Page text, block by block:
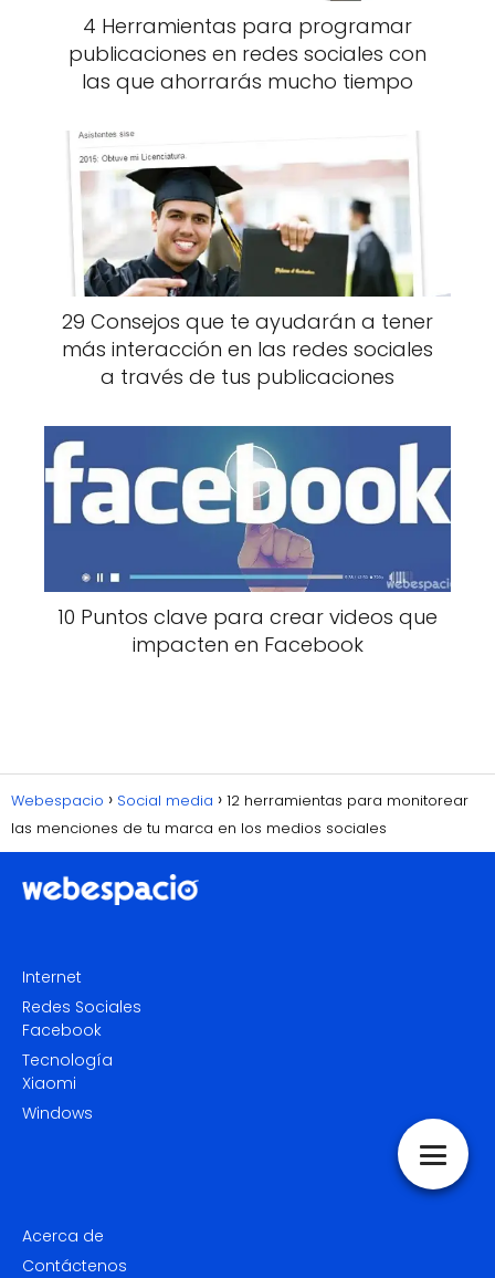
4 Herramientas para programar
publicaciones en redes sociales con
las que ahorrarás mucho tiempo
29 Consejos que te ayudarán a tener
más interacción en las redes sociales
a través de tus publicaciones
10 Puntos clave para crear videos que
impacten en Facebook
Webespacio Social media
12 herramientas para monitorear
las menciones de tu marca en los medios sociales
Internet
Redes Sociales
Facebook
Tecnología
Xiaomi
Windows
Acerca de
Contáctenos